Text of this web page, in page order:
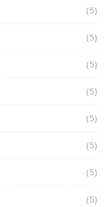
(5)
(5)
(5)
(5)
(5)
(5)
(5)
(5)